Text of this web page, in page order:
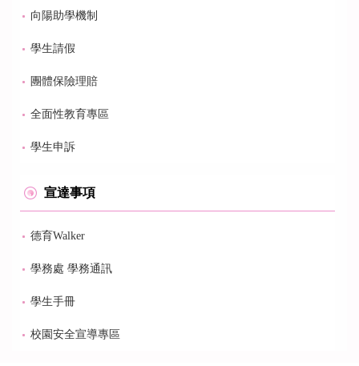
向陽助學機制
學生請假
團體保險理賠
全面性教育專區
學生申訴
宣達事項
德育Walker
學務處 學務通訊
學生手冊
校園安全宣導專區